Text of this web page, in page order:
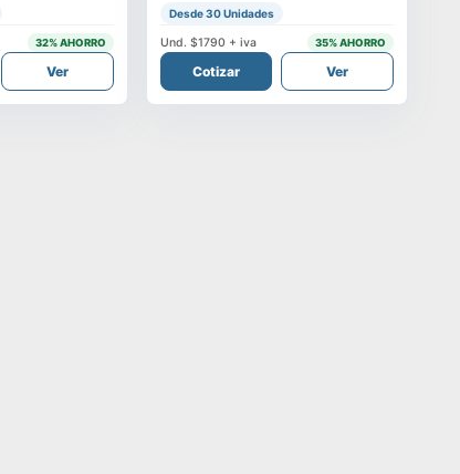
32% AHORRO
Ver
Desde 30 Unidades
Und. $1790 + iva 35% AHORRO
Cotizar Ver